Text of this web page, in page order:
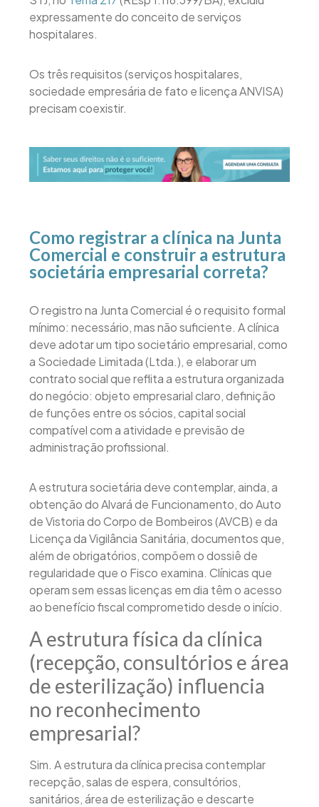
expressamente do conceito de serviços
hospitalares.
Os três requisitos (serviços hospitalares,
sociedade empresária de fato e licença ANVISA)
precisam coexistir.
Como registrar a clínica na Junta
Comercial e construir a estrutura
societária empresarial correta?
O registro na Junta Comercial é o requisito formal
mínimo: necessário, mas não suficiente. A clínica
deve adotar um tipo societário empresarial, como
a Sociedade Limitada (Ltda.), e elaborar um
contrato social que reflita a estrutura organizada
do negócio: objeto empresarial claro, definição
de funções entre os sócios, capital social
compatível com a atividade e previsão de
administração profissional.
A estrutura societária deve contemplar, ainda, a
obtenção do Alvará de Funcionamento, do Auto
de Vistoria do Corpo de Bombeiros (AVCB) e da
Licença da Vigilância Sanitária, documentos que,
além de obrigatórios, compõem o dossiê de
regularidade que o Fisco examina. Clínicas que
operam sem essas licenças em dia têm o acesso
ao benefício fiscal comprometido desde o início.
A estrutura física da clínica
(recepção, consultórios e área
de esterilização) influencia
no reconhecimento
empresarial?
Sim. A estrutura da clínica precisa contemplar
recepção, salas de espera, consultórios,
sanitários, área de esterilização e descarte